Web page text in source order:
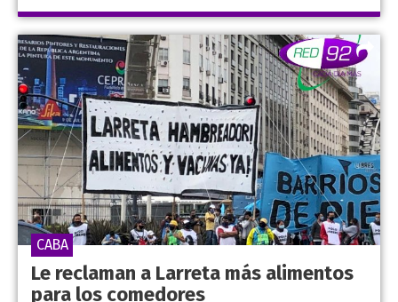
Le reclaman a Larreta más alimentos
para los comedores
CABA